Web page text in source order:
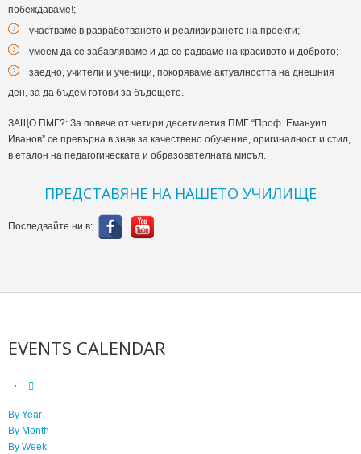
побеждаваме!;
участваме в разработването и реализирането на проекти;
умеем да се забавляваме и да се радваме на красивото и доброто;
заедно, учители и ученици, покоряваме актуалността на днешния
ден, за да бъдем готови за бъдещето.
ЗАЩО ПМГ?: За повече от четири десетилетия ПМГ “Проф. Емануил
Иванов” се превърна в знак за качествено обучение, оригиналност и стил,
в еталон на педагогическата и образователната мисъл.
ПРЕДСТАВЯНЕ НА НАШЕТО УЧИЛИЩЕ
Последвайте ни в:
EVENTS CALENDAR
By Year
By Month
By Week